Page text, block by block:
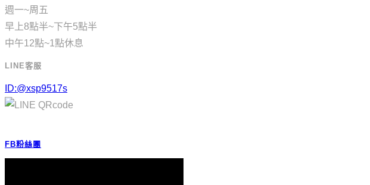
週一~周五
早上8點半~下午5點半
中午12點~1點休息
LINE客服
ID:@xsp9517s
FB粉絲團